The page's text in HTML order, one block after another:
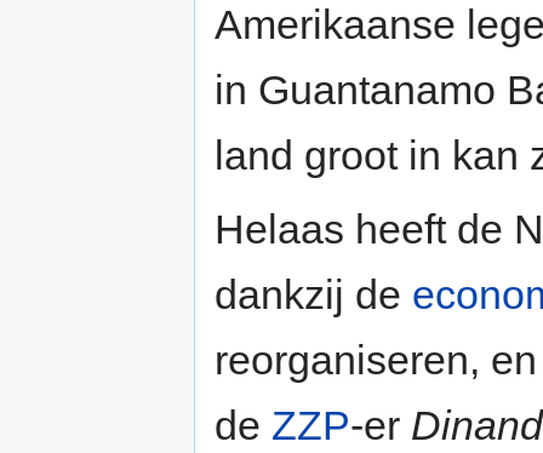
Amerikaanse
in Guantanamo
land groot in kan
Helaas heeft de
dankzij de
reorganiseren,
de ZZP-er